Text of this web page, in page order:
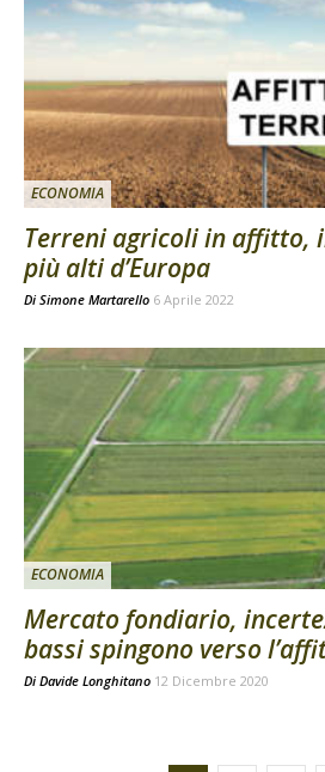
ECONOMIA
Terreni agricoli in affitto,
più alti d’Europa
Di Simone Martarello 6 Aprile 2022
ECONOMIA
Mercato fondiario,
bassi spingono verso
Di Davide Longhitano 12 Dicembre 2020